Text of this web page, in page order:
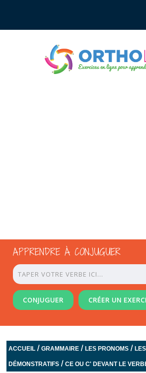
APPRENDRE À CONJUGUER
CONJUGUER CRÉER UN
ACCUEIL /GRAMMAIRE /LES PRONOMS /
DÉMONSTRATIFS /CE OU C' DEVANT LE